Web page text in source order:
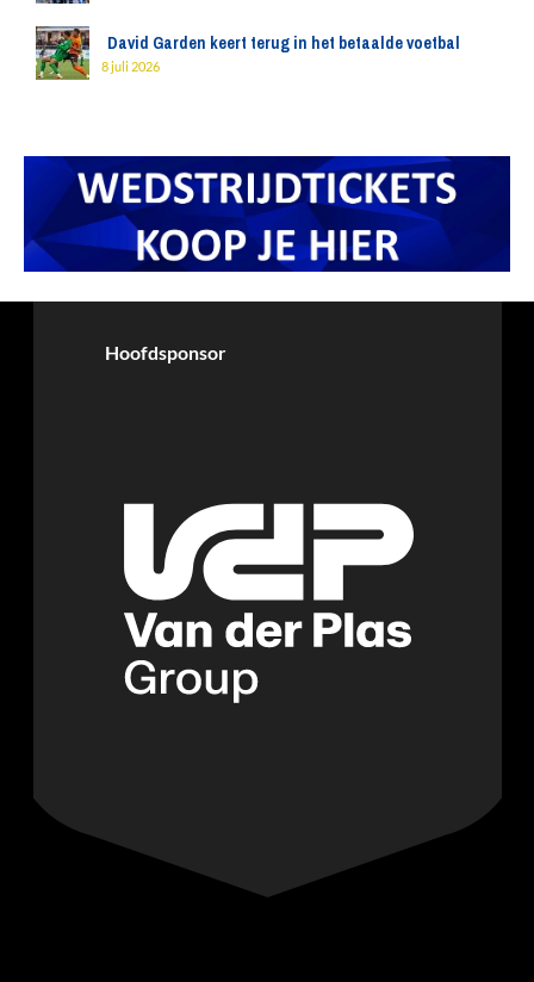
David Garden keert terug in het betaalde voetbal
8 juli 2026
Hoofdsponsor